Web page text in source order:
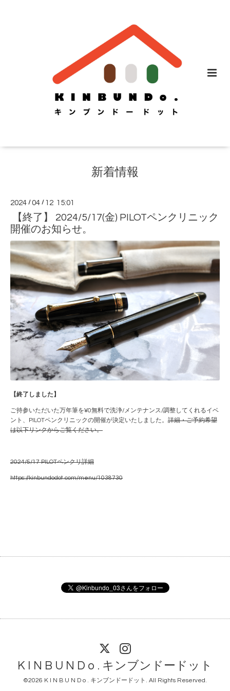
新着情報
2024 /04 / 12 15:01
【終了】 2024/5/17(金) PILOTペンクリニック
開催のお知らせ。
【終了しました】
ご持参いただいた万年筆を¥0無料で洗浄/メンテナンス/調整してくれるイベ
ント、PILOTペンクリニックの開催が決定いたしました。 詳細・ご予約希望
は以下リンクからご覧ください。
2024/5/17 PILOTペンクリ詳細
https://kinbundodot.com/menu/1038730
K I N B U N D o . キンブンドードット
©2026 K I N B U N D o . キンブンドードット . All Rights Reserved.